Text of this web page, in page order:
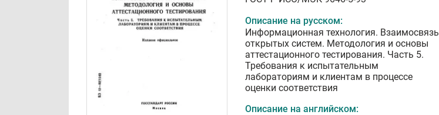
Описание на русском:
Информационная технология. Взаимосвязь
открытых систем. Методология и основы
аттестационного тестирования. Часть 5.
Требования к испытательным
лабораториям и клиентам в процессе
оценки соответствия
Описание на английском: